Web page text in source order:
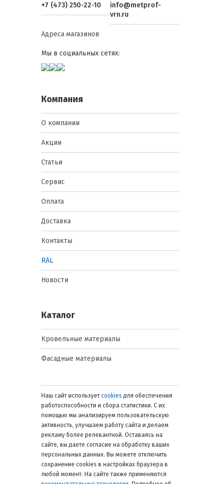
+7 (473) 250-22-10
info@metprof-
vrn.ru
Адреса магазинов
Мы в социальных сетях:
Компания
О компании
Акции
Статьи
Сервис
Оплата
Доставка
Контакты
RAL
Новости
Каталог
Кровельные материалы
Фасадные материалы
Наш сайт использует cookies для обеспечения
работоспособности и сбора статистики. С их
помощью мы анализируем пользовательскую
активность, улучшаем работу сайта и делаем
рекламу более релевантной. Оставаясь на
сайте, вы даете согласие на обработку ваших
персональных данных. Вы можете отключить
сохранение cookies в настройках браузера в
любой момент. На сайте также применяются